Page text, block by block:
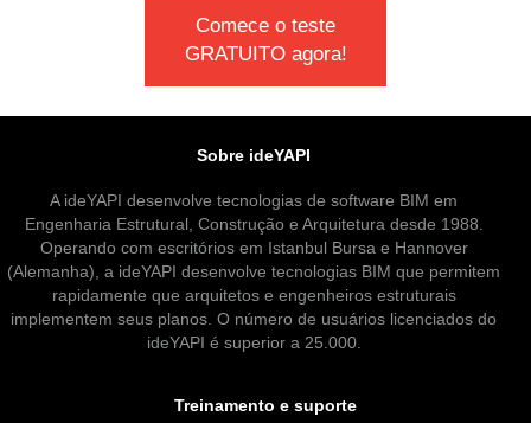
Comece o teste
GRATUITO agora!
Sobre ideYAPI
A ideYAPI desenvolve tecnologias de software BIM em
Engenharia Estrutural, Construção e Arquitetura desde 1988.
Operando com escritórios em Istanbul Bursa e Hannover
(Alemanha), a ideYAPI desenvolve tecnologias BIM que permitem
rapidamente que arquitetos e engenheiros estruturais
implementem seus planos. O número de usuários licenciados do
ideYAPI é superior a 25.000.
Treinamento e suporte